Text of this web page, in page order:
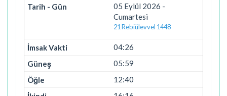
05 Eylül 2026 -
Cumartesi
21 Rebiülevvel 1448
04:26
05:59
12:40